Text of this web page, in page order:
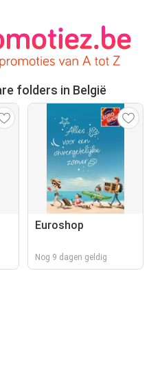
folders in België
Euroshop
Nog 9 dagen geldig